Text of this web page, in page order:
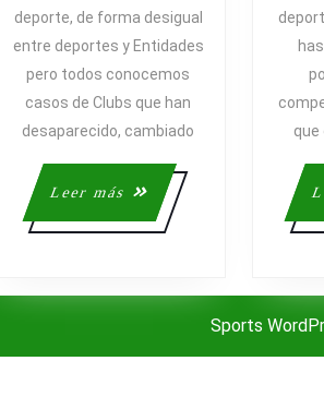
1.0
AL
deporte, de forma desigual
entre deportes y Entidades
pero todos conocemos
casos de Clubs que han
desaparecido, cambiado
Leer más
Leer
más
que
Sports